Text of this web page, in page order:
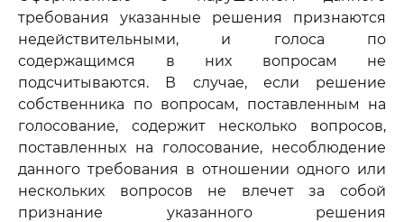
требования указанные решения признаются
недействительными, и голоса по
содержащимся в них вопросам не
подсчитываются. В случае, если решение
собственника по вопросам, поставленным на
голосование, содержит несколько вопросов,
поставленных на голосование, несоблюдение
данного требования в отношении одного или
нескольких вопросов не влечет за собой
признание указанного решения